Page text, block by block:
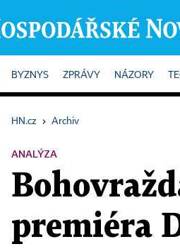
HOME
BYZNYS ZPRÁVY NÁZORY
HN.cz › Archiv
ANALÝZA
premiéra